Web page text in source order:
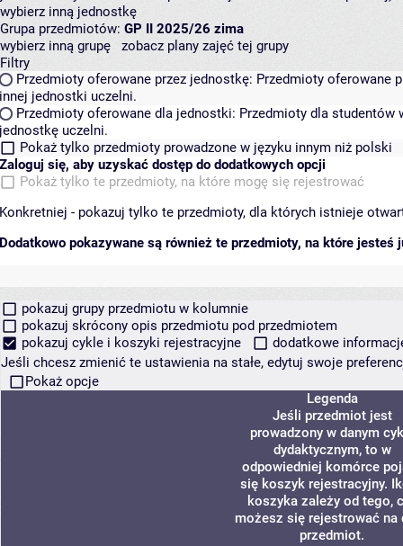
wybierz inną jednostkę
Grupa przedmiotów: GP II 2025/26 zima
wybierz inną grupę
zobacz plany zajęć tej grupy
Filtry
Przedmioty oferowane przez jednostkę: Przedmioty oferowane
innej jednostki uczelni.
Przedmioty oferowane dla jednostki: Przedmioty dla studentów
jednostkę uczelni.
Pokaż tylko przedmioty prowadzone w języku innym niż polski
Zaloguj się, aby uzyskać dostęp do dodatkowych opcji
Pokaż tylko te przedmioty, na które mogę się rejestrować
Konkretniej - pokazuj tylko te przedmioty, dla których istnieje
Dodatkowo pokazywane są również te przedmioty, na które jesteś
pokazuj grupy przedmiotu w kolumnie
pokazuj skrócony opis przedmiotu pod przedmiotem
pokazuj cykle i koszyki rejestracyjne
dodatkowe
Jeśli chcesz zmienić te ustawienia na stałe, edytuj swoje
Pokaż opcje
Legenda
Jeśli przedmiot jest
prowadzony w danym
dydaktycznym, to w
odpowiedniej komórce
się koszyk rejestracyjny.
koszyka zależy od tego,
możesz się rejestrować na
przedmiot.